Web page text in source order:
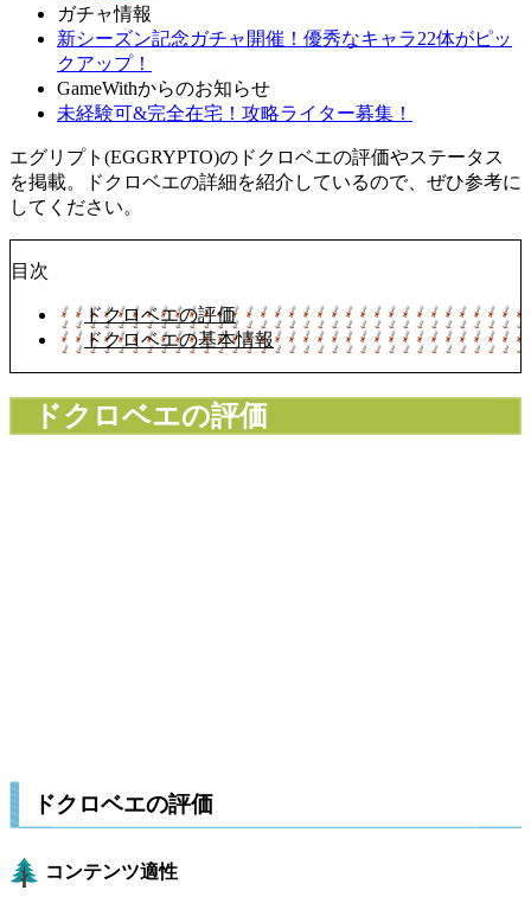
ガチャ情報
新シーズン記念ガチャ開催！優秀なキャラ22体がピッ
クアップ！
GameWithからのお知らせ
未経験可&完全在宅！攻略ライター募集！
エグリプト(EGGRYPTO)のドクロベエの評価やステータス
を掲載。ドクロベエの詳細を紹介しているので、ぜひ参考に
してください。
目次
ドクロベエの評価
ドクロベエの基本情報
ドクロベエの評価
ドクロベエの評価
コンテンツ適性